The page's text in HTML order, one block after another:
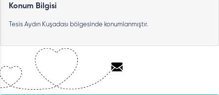
Konum Bilgisi
Tesis Aydın Kuşadası bölgesinde konumlanmıştır.